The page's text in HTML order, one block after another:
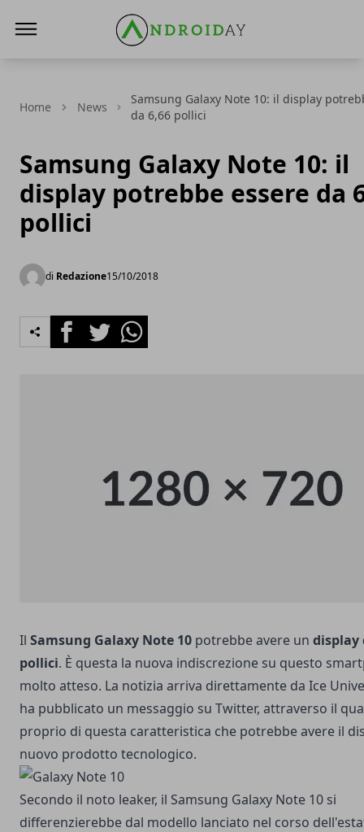
Home News
Samsung Galaxy Note 10: il display
da 6,66 pollici
Samsung Galaxy Note 10: il
display potrebbe essere da
pollici
di Redazione15/10/2018
FacebookTwitterWhatsapp
Il Samsung Galaxy Note 10 potrebbe avere un display
pollici. È questa la nuova indiscrezione su questo
molto atteso. La notizia arriva direttamente da Ice
ha pubblicato un messaggio su Twitter, attraverso il
proprio di questa caratteristica che potrebbe avere il
nuovo prodotto tecnologico.
Secondo il noto leaker, il Samsung Galaxy Note 10 si
differenzierebbe dal modello lanciato nel corso